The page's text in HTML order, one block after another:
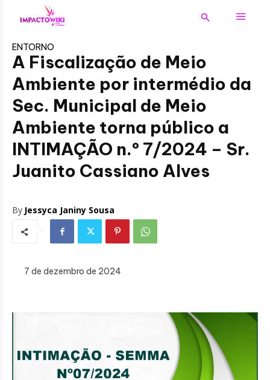
ENTORNO
A Fiscalização de Meio
Ambiente por intermédio da
Sec. Municipal de Meio
Ambiente torna público a
INTIMAÇÃO n.º 7/2024 – Sr.
Juanito Cassiano Alves
By Jessyca Janiny Sousa
7 de dezembro de 2024